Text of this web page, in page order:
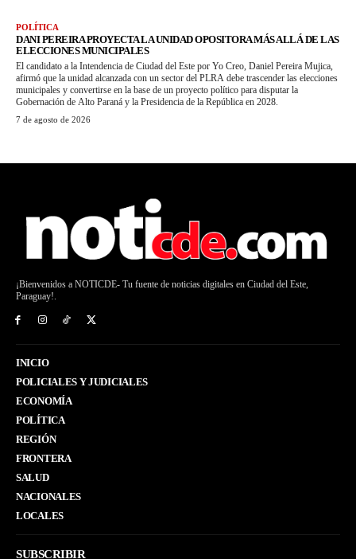
POLÍTICA
DANI PEREIRA PROYECTA LA UNIDAD OPOSITORA MÁS ALLÁ DE LAS
ELECCIONES MUNICIPALES
El candidato a la Intendencia de Ciudad del Este por Yo Creo, Daniel Pereira Mujica,
afirmó que la unidad alcanzada con un sector del PLRA debe trascender las elecciones
municipales y convertirse en la base de un proyecto político para disputar la
Gobernación de Alto Paraná y la Presidencia de la República en 2028.
7 de agosto de 2026
¡Bienvenidos a NOTICDE- Tu fuente de noticias digitales en Ciudad del Este,
Paraguay!.
INICIO
POLICIALES Y JUDICIALES
ECONOMÍA
POLÍTICA
REGIÓN
FRONTERA
SALUD
NACIONALES
LOCALES
SUBSCRIBIR